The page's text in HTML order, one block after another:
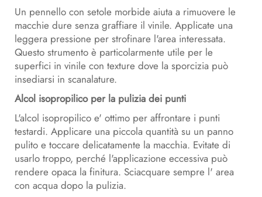
Un pennello con setole morbide aiuta a rimuovere le
macchie dure senza graffiare il vinile. Applicate una
leggera pressione per strofinare l'area interessata.
Questo strumento è particolarmente utile per le
superfici in vinile con texture dove la sporcizia può
insediarsi in scanalature.
Alcol isopropilico per la pulizia dei punti
L'alcol isopropilico e' ottimo per affrontare i punti
testardi. Applicare una piccola quantità su un panno
pulito e toccare delicatamente la macchia. Evitate di
usarlo troppo, perché l'applicazione eccessiva può
rendere opaca la finitura. Sciacquare sempre l' area
con acqua dopo la pulizia.